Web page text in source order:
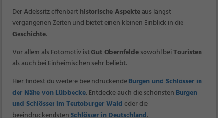
Der Adelssitz offenbarthistorische Aspekteaus längst
vergangenen Zeiten und bietet einen kleinen Einblick in die
Geschichte.
Vor allem als Fotomotiv istGut Obernfeldesowohl beiTouristen
als auch bei Einheimischen sehr beliebt.
Hier findest du weitere beeindruckendeBurgen und Schlösser in
der Nähe von Lübbecke. Entdecke auch die schönsten Burgen
und Schlösser im Teutoburger Waldoder die
beeindruckendstenSchlösser in Deutschland.